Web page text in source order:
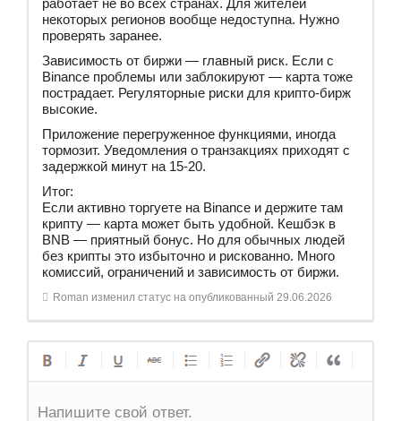
работает не во всех странах. Для жителей
некоторых регионов вообще недоступна. Нужно
проверять заранее.
Зависимость от биржи — главный риск. Если с
Binance проблемы или заблокируют — карта тоже
пострадает. Регуляторные риски для крипто-бирж
высокие.
Приложение перегруженное функциями, иногда
тормозит. Уведомления о транзакциях приходят с
задержкой минут на 15-20.
Итог:
Если активно торгуете на Binance и держите там
крипту — карта может быть удобной. Кешбэк в
BNB — приятный бонус. Но для обычных людей
без крипты это избыточно и рискованно. Много
комиссий, ограничений и зависимость от биржи.
Roman изменил статус на опубликованный 29.06.2026
Напишите свой ответ.